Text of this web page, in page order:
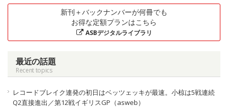
新刊＋バックナンバーが何冊でも
お得な定額プランはこちら
ASBデジタルライブラリ
最近の話題
Recent topics
レコードブレイク連発の初日はベッツェッキが最速。小椋は5戦連続
Q2直接進出／第12戦イギリスGP（asweb）